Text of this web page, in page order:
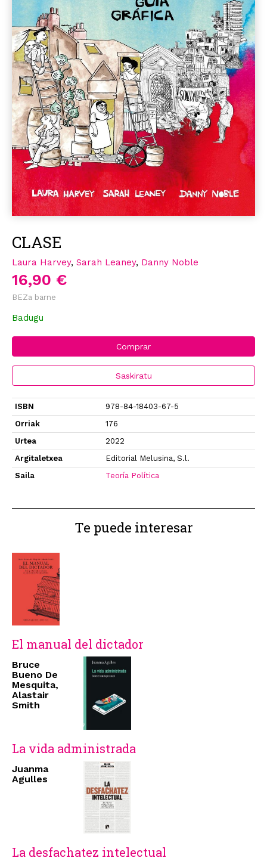
CLASE
Laura Harvey, Sarah Leaney, Danny Noble
16,90 €
BEZa barne
Badugu
Comprar
Saskiratu
ISBN
978-84-18403-67-5
Orriak
176
Urtea
2022
Argitaletxea
Editorial Melusina, S.l.
Saila
Teoría Política
Te puede interesar
El manual del dictador
Bruce
Bueno De
Mesquita,
Alastair
Smith
La vida administrada
Juanma
Agulles
La desfachatez intelectual